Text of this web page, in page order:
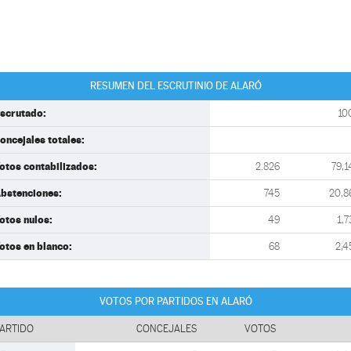
RESUMEN DEL ESCRUTINIO DE ALARÓ
totales:
contabilizados: 2.826
745
nulos: 49
en blanco: 68
VOTOS POR PARTIDOS EN ALARÓ
CONCEJALES VOTOS